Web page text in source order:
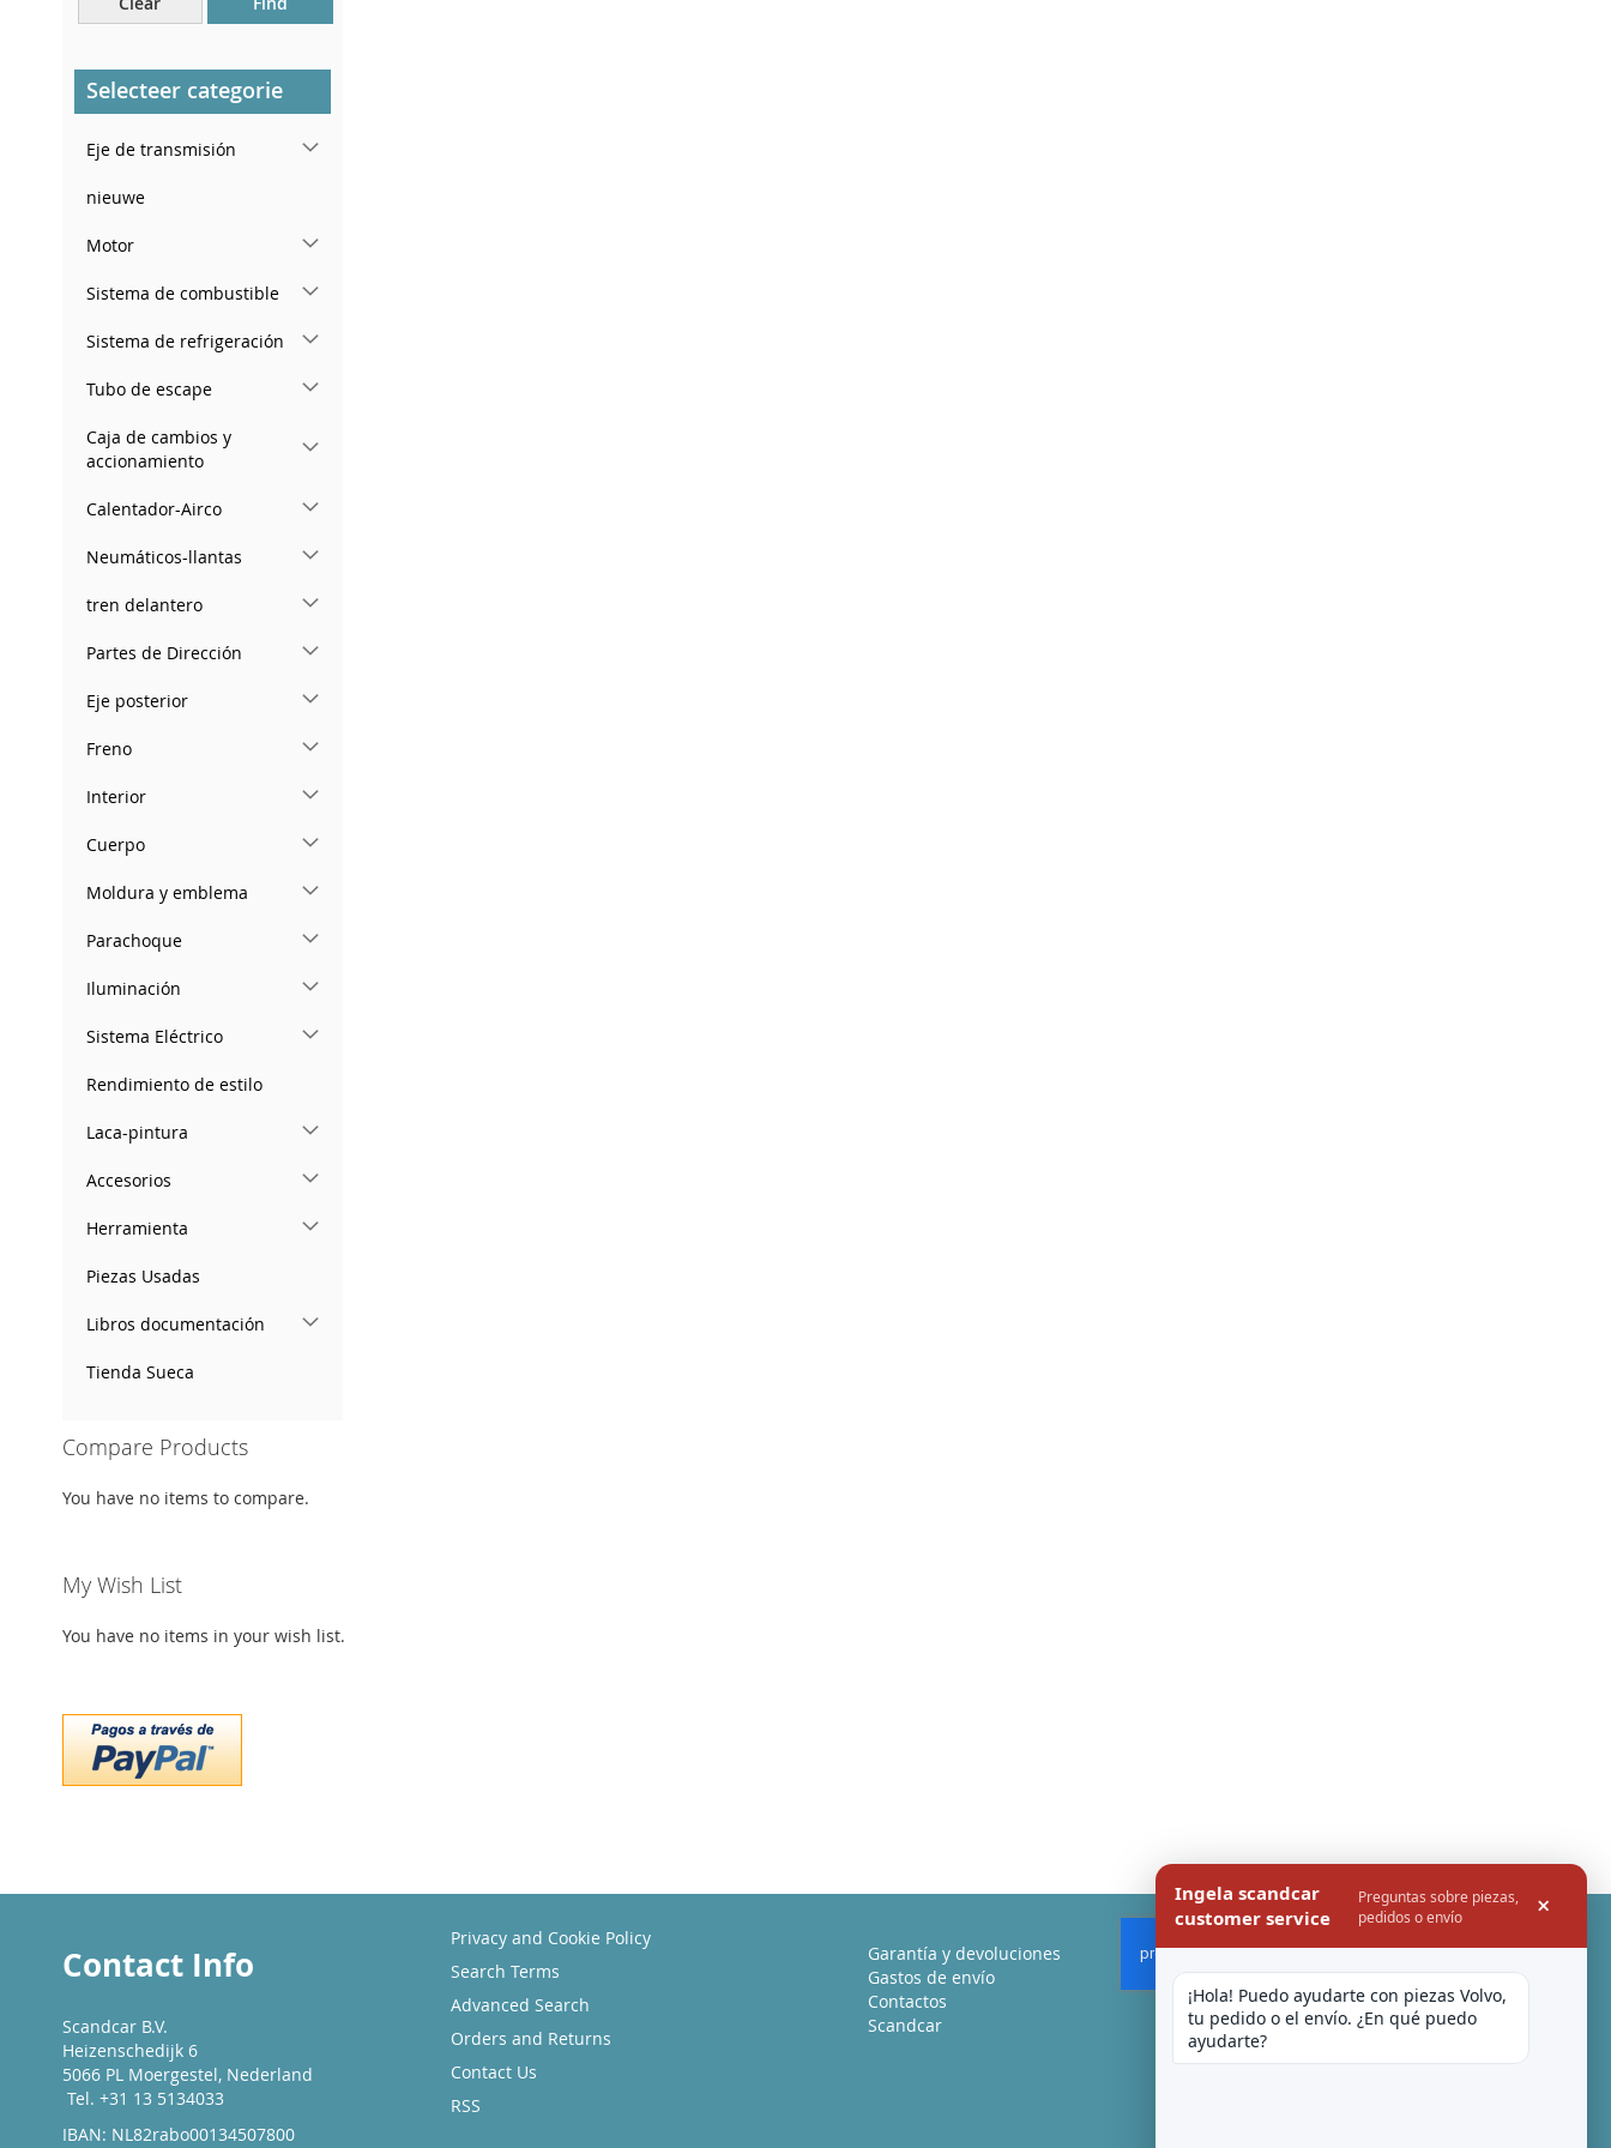
Cerca del parabrisas, en el
En el pilar de la puerta
trasera derecha
Selecteer categorie
Eje de transmisión
nieuwe
Motor
Sistema de combustible
Sistema de refrigeración
Tubo de escape
Caja de cambios y
accionamiento
Calentador-Airco
Neumáticos-llantas
tren delantero
Partes de Dirección
Eje posterior
Freno
Interior
Cuerpo
Moldura y emblema
Parachoque
Iluminación
Sistema Eléctrico
Rendimiento de estilo
Laca-pintura
Accesorios
Herramienta
Piezas Usadas
Libros documentación
Tienda Sueca
Compare Products
You have no items to compare.
My Wish List
You have no items in your wish list.
Contact Info
Scandcar B.V.
Heizenschedijk 6
5066 PL Moergestel, Nederland
Tel. +31 13 5134033
IBAN: NL82rabo00134507800
Privacy and Cookie Policy
Search Terms
Advanced Search
Orders and Returns
Contact Us
RSS
Garantía y devoluciones
Gastos de envío
Contactos
Scandcar
Ingela scandcar
customer service
Preguntas sobre piezas,
pedidos o envío
×
¡Hola! Puedo ayudarte con piezas Volvo,
tu pedido o el envío. ¿En qué puedo
ayudarte?